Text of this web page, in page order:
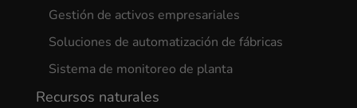
Gestión de activos empresariales
Soluciones de automatización de fábricas
Sistema de monitoreo de planta
Recursos naturales